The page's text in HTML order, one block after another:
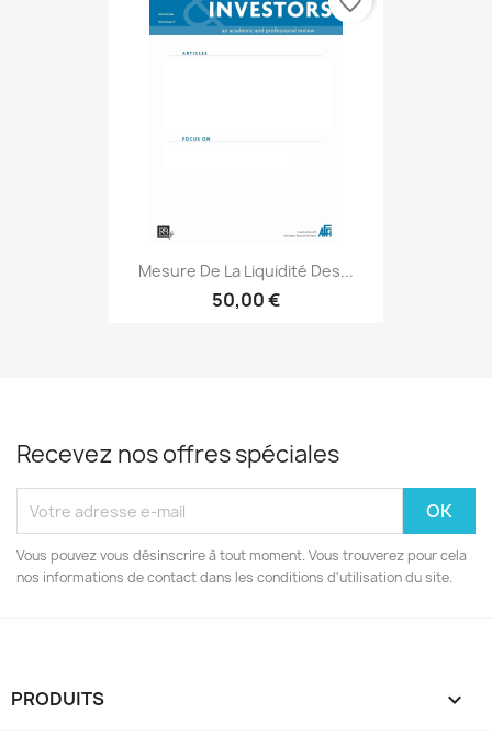
Mesure De La Liquidité Des...
50,00 €
Recevez nos offres spéciales
Vous pouvez vous désinscrire à tout moment. Vous trouverez pour cela
nos informations de contact dans les conditions d'utilisation du site.
PRODUITS 